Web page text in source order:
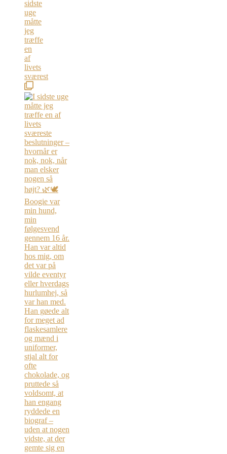
sidste
uge
måtte
jeg
træffe
en
af
livets
sværest